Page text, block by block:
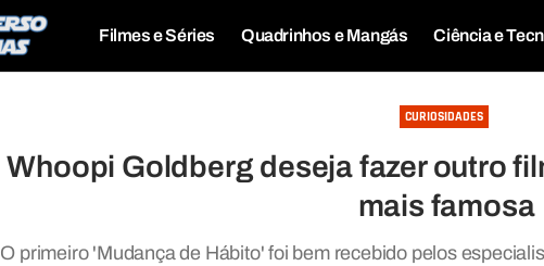
Filmes e Séries Quadrinhos e Mangás Ciência e
CURIOSIDADES
Whoopi Goldberg deseja fazer outro
mais famosa
O primeiro 'Mudança de Hábito' foi bem recebido pelos